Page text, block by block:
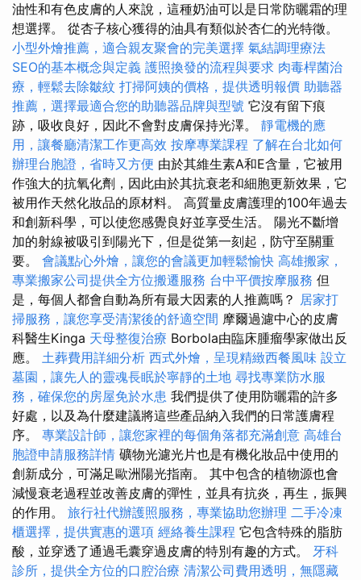
油性和有色皮膚的人來說，這種奶油可以是日常防曬霜的理
想選擇。 從杏子核心獲得的油具有類似於杏仁的光特徵。
小型外燴推薦，適合親友聚會的完美選擇 氣結調理療法
SEO的基本概念與定義 護照換發的流程與要求 肉毒桿菌治
療，輕鬆去除皺紋 打掃阿姨的價格，提供透明報價 助聽器
推薦，選擇最適合您的助聽器品牌與型號 它沒有留下痕
跡，吸收良好，因此不會對皮膚保持光澤。 靜電機的應
用，讓餐廳清潔工作更高效 按摩專業課程 了解在台北如何
辦理台胞證，省時又方便 由於其維生素A和E含量，它被用
作強大的抗氧化劑，因此由於其抗衰老和細胞更新效果，它
被用作天然化妝品的原材料。 高質量皮膚護理的100年過去
和創新科學，可以使您感覺良好並享受生活。 陽光不斷增
加的射線被吸引到陽光下，但是從第一刻起，防守至關重
要。 會議點心外燴，讓您的會議更加輕鬆愉快 高雄搬家，
專業搬家公司提供全方位搬遷服務 台中平價按摩服務 但
是，每個人都會自動為所有最大因素的人推薦嗎？ 居家打
掃服務，讓您享受清潔後的舒適空間 摩爾過濾中心的皮膚
科醫生Kinga 天母整復治療 Borbola由臨床腫瘤學家做出反
應。 土葬費用詳細分析 西式外燴，呈現精緻西餐風味 設立
墓園，讓先人的靈魂長眠於寧靜的土地 尋找專業防水服
務，確保您的房屋免於水患 我們提供了使用防曬霜的許多
好處，以及為什麼建議將這些產品納入我們的日常護膚程
序。 專業設計師，讓您家裡的每個角落都充滿創意 高雄台
胞證申請服務詳情 礦物光濾光片也是有機化妝品中使用的
創新成分，可滿足歐洲陽光指南。 其中包含的植物源也會
減慢衰老過程並改善皮膚的彈性，並具有抗炎，再生，振興
的作用。 旅行社代辦護照服務，專業協助您辦理 二手冷凍
櫃選擇，提供實惠的選項 經絡養生課程 它包含特殊的脂肪
酸，並穿透了通過毛囊穿過皮膚的特別有趣的方式。 牙科
診所，提供全方位的口腔治療 清潔公司費用透明，無隱藏